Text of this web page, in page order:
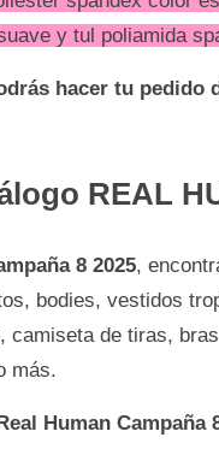
y tul poliamida
hacer tu pedido
REAL
8 2025,
bodies, vestidos
camiseta de tiras,
más.
Human Campaña